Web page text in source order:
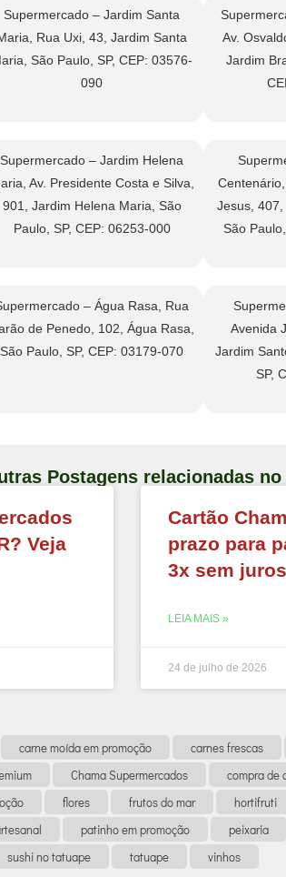
Supermercado – Jardim Santa
Rua Uxi, 43, Jardim Santa
São Paulo, SP, CEP: 03576-
090
Av.
Jardim
Supermercado – Jardim Helena
Av. Presidente Costa e Silva,
901, Jardim Helena Maria, São
Paulo, SP, CEP: 06253-000
Jesus, 407,
São
– Água Rasa, Rua
de Penedo, 102, Água Rasa,
São Paulo, SP, CEP: 03179-070
Avenida
Jardim
SP,
Postagens relacionadas
Veja
Cartão
prazo para
3x sem juros
LEIA MAIS »
24 de julho de 2026
carne moída em promoção carnes frescas
Chama Supermercados compra de
flores frutos do mar hortifruti
patinho em promoção peixaria
sushi no tatuape tatuape vinhos